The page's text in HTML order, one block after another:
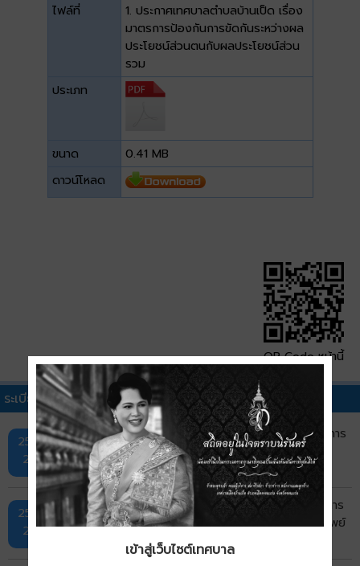
ไฟล์ที่
1. ประกาศเทศบาลตำบลบ้านเป็ด เรื่อง
มาตรการป้องกันการขัดกันระหว่างผล
ประโยชน์ส่วนตนกับผลประโยชน์ส่วน
รวม
ประเภท
ขนาด
0.41 MB
ดาวน์โหลด
QR Code หน้านี้
ระเบียบ คำสั่ง ข้อบังคับอื่นๆ
25 มี.ค.
2569
ประกาศสภาวิชาชีพบัญชี ที่ 41/2562 เรื่อง มาตรฐานการ
บัญชี ฉบับที่ 40 เรื่อง อสังหาริมทรัพย์เพื่อการลงทุน
25 มี.ค.
2569
ประกาศสภาวิชาชีพบัญชี ที่ 15/2558 เรื่อง มาตรฐานการ
บัญชี ฉบับที่ 40 (ปรับปรุง 2558) เรื่อง อสังหาริมทรัพย์
เพื่อการลงทุนเข้าสู่เว็บไซต์เทศบาล